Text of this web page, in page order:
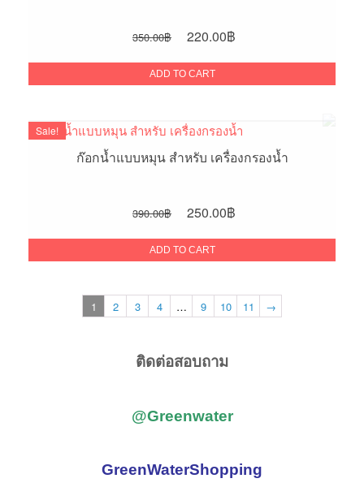
350.00฿
Original
was:
220.00฿
ADD TO CART
Sale!
ก๊อกน้ำแบบหมุน สำหรับ เครื่องกรองน้ำ
390.00฿
Original
was:
250.00฿
ADD TO CART
1 2 3 4 … 9 10 11 →
ติดต่อสอบถาม
@Greenwater
GreenWaterShopping